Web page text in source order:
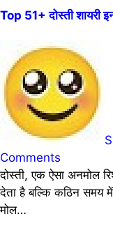
Top 51+ दोस्ती शायरी
Comments
दोस्ती, एक ऐसा अनमोल रिश्ता जो न सिर्फ हमारे जीवन को खुशियों से भर
देता है बल्कि कठिन समय में
मोल…